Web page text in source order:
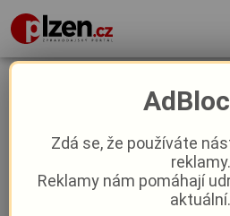
Jízda v protisměru
nebyl dobrý nápad!
14. 6. 2025|13:26
Zdá se, že používáte
reklamy.
Reklamy nám pomáhají
aktuální.